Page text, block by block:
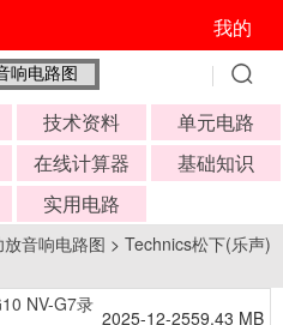
我的
技术资料
单元电路
在线计算器
基础知识
实用电路
音响电路图 > Technics松下(乐声)
NV-G7录
2025-12-2559.43 MB